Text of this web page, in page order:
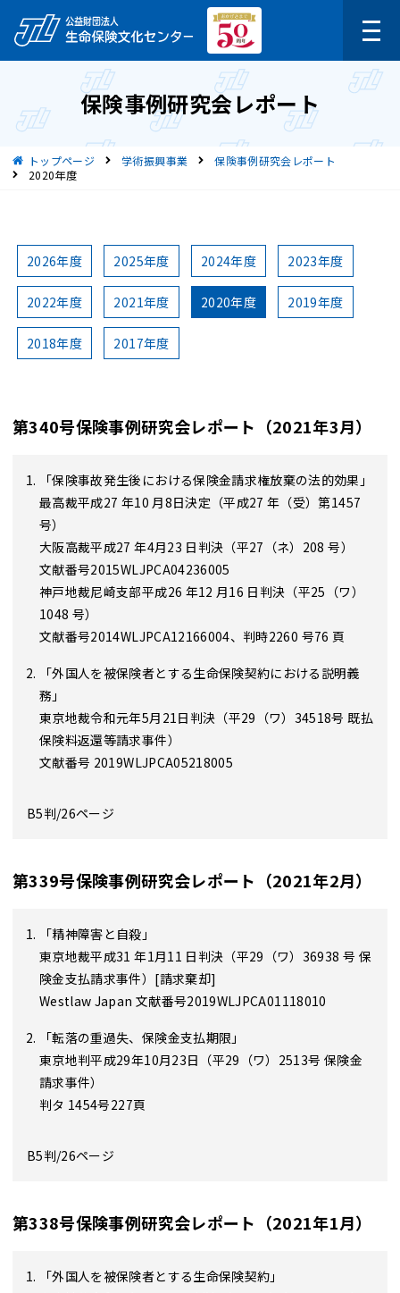
保険事例研究会レポート
現在位置トップページ 学術振興事業
保険事例研究会レポート
2020年度
2026年度 2025年度 2024年度 2023年度
2022年度 2021年度 2020年度 2019年度
2018年度 2017年度
第340号保険事例研究会レポート（2021年3月）
「保険事故発生後における保険金請求権放棄の法的効果」
最高裁平成27 年10 月8日決定（平成27 年（受）第1457
号）
大阪高裁平成27 年4月23 日判決（平27（ネ）208 号）
文献番号2015WLJPCA04236005
神戸地裁尼崎支部平成26 年12 月16 日判決（平25（ワ）
1048 号）
文献番号2014WLJPCA12166004、判時2260 号76 頁
「外国人を被保険者とする生命保険契約における説明義
務」
東京地裁令和元年5月21日判決（平29（ワ）34518号 既払
保険料返還等請求事件）
文献番号 2019WLJPCA05218005
B5判/26ページ
第339号保険事例研究会レポート（2021年2月）
「精神障害と自殺」
東京地裁平成31 年1月11 日判決（平29（ワ）36938 号 保
険金支払請求事件）[請求棄却]
Westlaw Japan 文献番号2019WLJPCA01118010
「転落の重過失、保険金支払期限」
東京地判平成29年10月23日（平29（ワ）2513号 保険金
請求事件）
判タ 1454号227頁
B5判/26ページ
第338号保険事例研究会レポート（2021年1月）
「外国人を被保険者とする生命保険契約」